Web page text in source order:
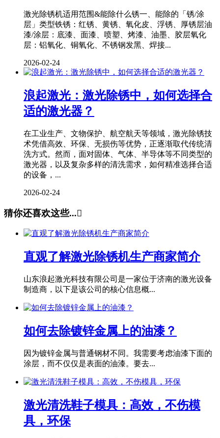
激光除锈机适用范围&能除什么锈一、能除的「锈/涂
层」类型铁锈：红锈、黄锈、氧化皮、浮锈、厚锈层油
漆/涂层：底漆、面漆、喷塑、烤漆、油墨、胶层氧化
层：铝氧化、铜氧化、不锈钢发黑、焊接...
2026-02-24
浪起激光：激光除锈中，如何选择合
适的激光器？
在工业生产、文物保护、航空航天等领域，激光除锈技
术凭借高效、环保、无损伤等优势，正逐渐取代传统清
洗方式。然而，面对固体、气体、半导体等不同类型的
激光器，以及复杂多样的清洗需求，如何精准选择合适
的设备，...
2026-02-24
猜你还喜欢这些...
直观了解激光除锈机生产商家简介
山东浪起激光科技有限公司是一家位于济南的激光设备
制造商，以下是该公司的核心信息概...
如何去除镀锌金属上的油漆？
因为镀锌金属与普通钢材不同。我需要考虑油漆下面的
涂层，而不仅仅是表面的油漆。要去...
激光清洗鞋子模具：高效，不伤模
具，环保